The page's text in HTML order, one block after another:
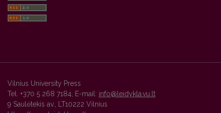
Vilnius University Press
Tel. +370 5 268 7184, E-mail: info@leidykla.vu.lt
9 Saulėtekis av., LT10222 Vilnius